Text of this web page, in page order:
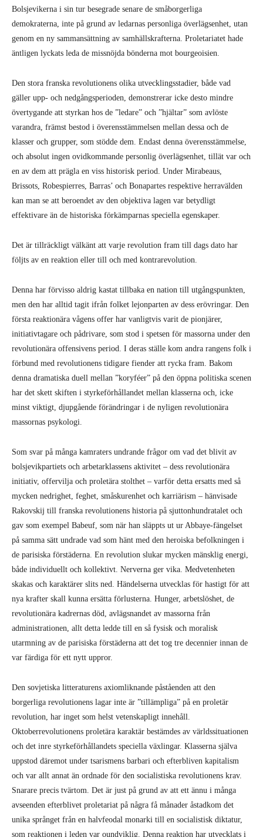
Bolsjevikerna i sin tur besegrade senare de småborgerliga
demokraterna, inte på grund av ledarnas personliga överlägsenhet, utan
genom en ny sammansättning av samhällskrafterna. Proletariatet hade
äntligen lyckats leda de missnöjda bönderna mot bourgeoisien.
Den stora franska revolutionens olika utvecklingsstadier, både vad
gäller upp- och nedgångsperioden, demonstrerar icke desto mindre
övertygande att styrkan hos de ”ledare” och ”hjältar” som avlöste
varandra, främst bestod i överensstämmelsen mellan dessa och de
klasser och grupper, som stödde dem. Endast denna överensstämmelse,
och absolut ingen ovidkommande personlig överlägsenhet, tillät var och
en av dem att prägla en viss historisk period. Under Mirabeaus,
Brissots, Robespierres, Barras’ och Bonapartes respektive herravälden
kan man se att beroendet av den objektiva lagen var betydligt
effektivare än de historiska förkämparnas speciella egenskaper.
Det är tillräckligt välkänt att varje revolution fram till dags dato har
följts av en reaktion eller till och med kontrarevolution.
Denna har förvisso aldrig kastat tillbaka en nation till utgångspunkten,
men den har alltid tagit ifrån folket lejonparten av dess erövringar. Den
första reaktionära vågens offer har vanligtvis varit de pionjärer,
initiativtagare och pådrivare, som stod i spetsen för massorna under den
revolutionära offensivens period. I deras ställe kom andra rangens folk i
förbund med revolutionens tidigare fiender att rycka fram. Bakom
denna dramatiska duell mellan ”koryféer” på den öppna politiska scenen
har det skett skiften i styrkeförhållandet mellan klasserna och, icke
minst viktigt, djupgående förändringar i de nyligen revolutionära
massornas psykologi.
Som svar på många kamraters undrande frågor om vad det blivit av
bolsjevikpartiets och arbetarklassens aktivitet – dess revolutionära
initiativ, offervilja och proletära stolthet – varför detta ersatts med så
mycken nedrighet, feghet, småskurenhet och karriärism – hänvisade
Rakovskij till franska revolutionens historia på sjuttonhundratalet och
gav som exempel Babeuf, som när han släppts ut ur Abbaye-fängelset
på samma sätt undrade vad som hänt med den heroiska befolkningen i
de parisiska förstäderna. En revolution slukar mycken mänsklig energi,
både individuellt och kollektivt. Nerverna ger vika. Medvetenheten
skakas och karaktärer slits ned. Händelserna utvecklas för hastigt för att
nya krafter skall kunna ersätta förlusterna. Hunger, arbetslöshet, de
revolutionära kadrernas död, avlägsnandet av massorna från
administrationen, allt detta ledde till en så fysisk och moralisk
utarmning av de parisiska förstäderna att det tog tre decennier innan de
var färdiga för ett nytt uppror.
Den sovjetiska litteraturens axiomliknande påståenden att den
borgerliga revolutionens lagar inte är ”tillämpliga” på en proletär
revolution, har inget som helst vetenskapligt innehåll.
Oktoberrevolutionens proletära karaktär bestämdes av världssituationen
och det inre styrkeförhållandets speciella växlingar. Klasserna själva
uppstod däremot under tsarismens barbari och efterbliven kapitalism
och var allt annat än ordnade för den socialistiska revolutionens krav.
Snarare precis tvärtom. Det är just på grund av att ett ännu i många
avseenden efterblivet proletariat på några få månader åstadkom det
unika språnget från en halvfeodal monarki till en socialistisk diktatur,
som reaktionen i leden var oundviklig. Denna reaktion har utvecklats i